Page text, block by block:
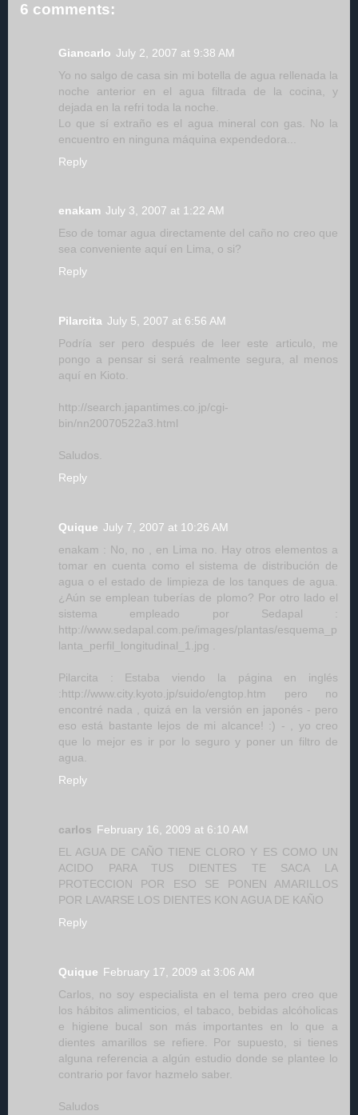
6 comments:
Giancarlo July 2, 2007 at 9:38 AM
Yo no salgo de casa sin mi botella de agua rellenada la
noche anterior en el agua filtrada de la cocina, y
dejada en la refri toda la noche.
Lo que sí extraño es el agua mineral con gas. No la
encuentro en ninguna máquina expendedora...
Reply
enakam July 3, 2007 at 1:22 AM
Eso de tomar agua directamente del caño no creo que
sea conveniente aquí en Lima, o si?
Reply
Pilarcita July 5, 2007 at 6:56 AM
Podría ser pero después de leer este articulo, me
pongo a pensar si será realmente segura, al menos
aquí en Kioto.
http://search.japantimes.co.jp/cgi-
bin/nn20070522a3.html
Saludos.
Reply
Quique July 7, 2007 at 10:26 AM
enakam : No, no , en Lima no. Hay otros elementos a
tomar en cuenta como el sistema de distribución de
agua o el estado de limpieza de los tanques de agua.
¿Aún se emplean tuberías de plomo? Por otro lado el
sistema empleado por Sedapal :
http://www.sedapal.com.pe/images/plantas/esquema_p
lanta_perfil_longitudinal_1.jpg .
Pilarcita : Estaba viendo la página en inglés
:http://www.city.kyoto.jp/suido/engtop.htm pero no
encontré nada , quizá en la versión en japonés - pero
eso está bastante lejos de mi alcance! :) - , yo creo
que lo mejor es ir por lo seguro y poner un filtro de
agua.
Reply
carlos February 16, 2009 at 6:10 AM
EL AGUA DE CAÑO TIENE CLORO Y ES COMO UN
ACIDO PARA TUS DIENTES TE SACA LA
PROTECCION POR ESO SE PONEN AMARILLOS
POR LAVARSE LOS DIENTES KON AGUA DE KAÑO
Reply
Quique February 17, 2009 at 3:06 AM
Carlos, no soy especialista en el tema pero creo que
los hábitos alimenticios, el tabaco, bebidas alcóholicas
e higiene bucal son más importantes en lo que a
dientes amarillos se refiere. Por supuesto, si tienes
alguna referencia a algún estudio donde se plantee lo
contrario por favor hazmelo saber.
Saludos